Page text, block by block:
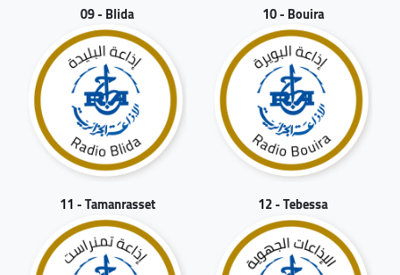
09 - Blida 10 - Bouira
11 - Tamanrasset 12 - Tebessa